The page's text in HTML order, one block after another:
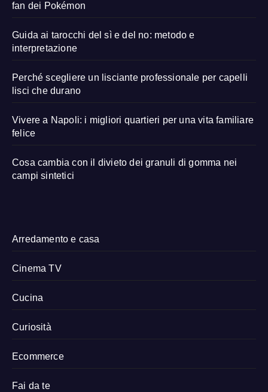
fan dei Pokémon
Guida ai tarocchi del sì e del no: metodo e
interpretazione
Perché scegliere un lisciante professionale per capelli
lisci che durano
Vivere a Napoli: i migliori quartieri per una vita familiare
felice
Cosa cambia con il divieto dei granuli di gomma nei
campi sintetici
Arredamento e casa
Cinema TV
Cucina
Curiosità
Ecommerce
Fai da te